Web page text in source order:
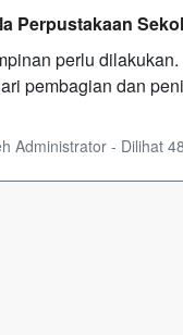
Perpustakaan
perlu
pembagian dan
Administrator - Dilihat